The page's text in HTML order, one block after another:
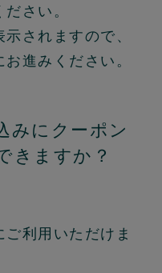
さい。
されますので、
進みください。
みにクーポン
きますか？
利用いただけま